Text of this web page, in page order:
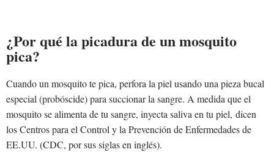
¿Por qué la picadura de un mosquito
pica?
Cuando un mosquito te pica, perfora la piel usando una pieza bucal
especial (probóscide) para succionar la sangre. A medida que el
mosquito se alimenta de tu sangre, inyecta saliva en tu piel, dicen
los Centros para el Control y la Prevención de Enfermedades de
EE.UU. (CDC, por sus siglas en inglés).